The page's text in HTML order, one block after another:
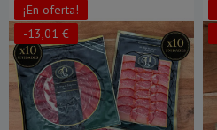
¡En oferta!
-13,01 €